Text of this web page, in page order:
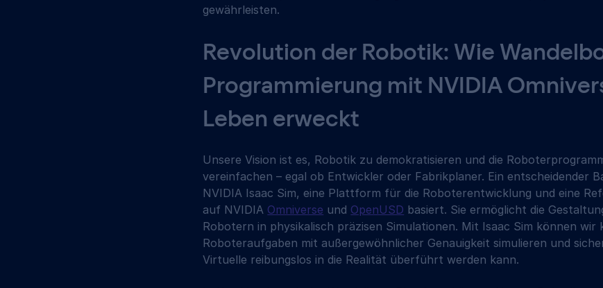
gewährleisten.
Revolution der Robotik: Wie
Programmierung mit NVIDIA
Leben erweckt
Unsere Vision ist es, Robotik zu demokratisieren und die
vereinfachen – egal ob Entwickler oder Fabrikplaner. Ein entscheidender
NVIDIA Isaac Sim, eine Plattform für die Roboterentwicklung und eine
auf NVIDIA Omniverse und OpenUSD basiert. Sie ermöglicht die
Robotern in physikalisch präzisen Simulationen. Mit Isaac Sim können wir
Roboteraufgaben mit außergewöhnlicher Genauigkeit simulieren und
Virtuelle reibungslos in die Realität überführt werden kann.